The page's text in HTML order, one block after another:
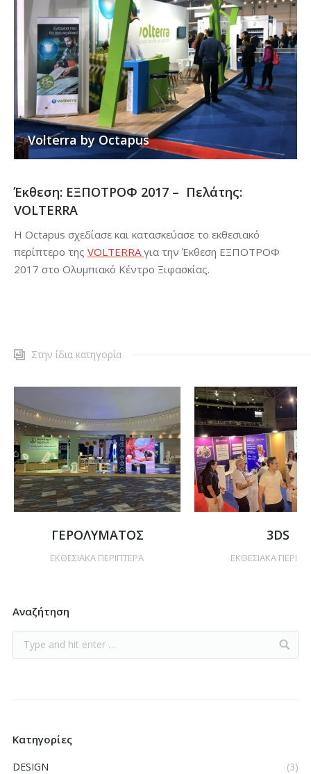
Volterra by Octapus
Έκθεση: ΕΞΠΟΤΡΟΦ 2017 – Πελάτης:
VOLTERRA
H Octapus σχεδίασε και κατασκεύασε το εκθεσιακό
περίπτερο της VOLTERRAγια την Έκθεση ΕΞΠΟΤΡΟΦ
2017 στο Ολυμπιακό Κέντρο Ξιφασκίας.
Στην ίδια κατηγορία
ΓΕΡΟΛΥΜΑΤΟΣ
ΕΚΘΕΣΙΑΚΑ ΠΕΡΙΠΤΕΡΑ
3DS
ΕΚΘΕΣΙΑΚΑ
Αναζήτηση
Κατηγορίες
DESIGN
(3)